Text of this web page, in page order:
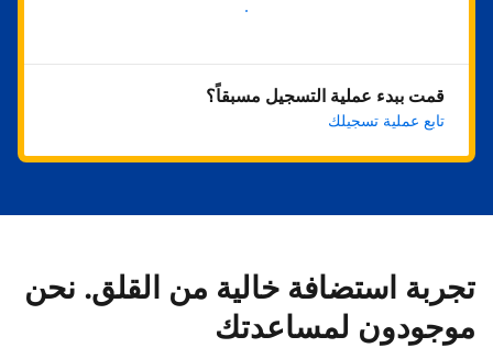
ابدأ الآن
قمت ببدء عملية التسجيل مسبقاً؟
تابع عملية تسجيلك
تجربة استضافة خالية من القلق. نحن
موجودون لمساعدتك